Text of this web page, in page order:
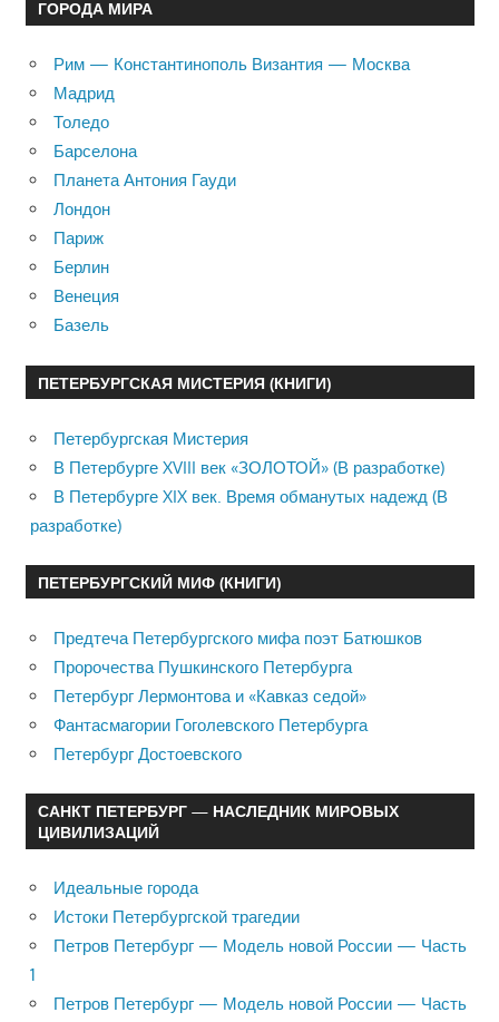
ГОРОДА МИРА
Рим — Константинополь Византия — Москва
Мадрид
Толедо
Барселона
Планета Антония Гауди
Лондон
Париж
Берлин
Венеция
Базель
ПЕТЕРБУРГСКАЯ МИСТЕРИЯ (КНИГИ)
Петербургская Мистерия
В Петербурге XVIII век «ЗОЛОТОЙ» (В разработке)
В Петербурге XIX век. Время обманутых надежд (В
разработке)
ПЕТЕРБУРГСКИЙ МИФ (КНИГИ)
Предтеча Петербургского мифа поэт Батюшков
Пророчества Пушкинского Петербурга
Петербург Лермонтова и «Кавказ седой»
Фантасмагории Гоголевского Петербурга
Петербург Достоевского
САНКТ ПЕТЕРБУРГ — НАСЛЕДНИК МИРОВЫХ
ЦИВИЛИЗАЦИЙ
Идеальные города
Истоки Петербургской трагедии
Петров Петербург — Модель новой России — Часть
1
Петров Петербург — Модель новой России — Часть